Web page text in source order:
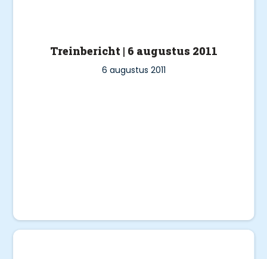
Treinbericht | 6 augustus 2011
6 augustus 2011